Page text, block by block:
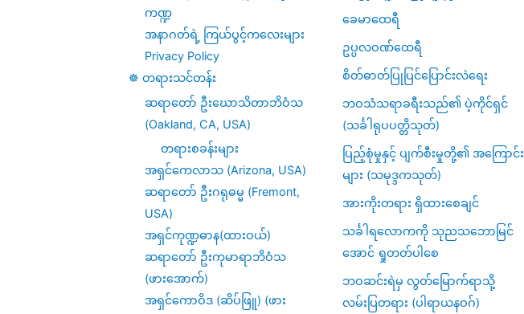
ကဏ္ဍ
အနာဂတ်ရဲ့ ကြယ်ပွင့်ကလေးများ
Privacy Policy
☸️ တရားသင်တန်း
ဆရာတော် ဦးဃောသိတာဘိဝံသ
(Oakland, CA, USA)
တရားစခန်းများ
အရှင်ကေလာသ (Arizona, USA)
ဆရာတော် ဦးဂရုဓမ္မ (Fremont,
USA)
အရှင်ကုဏ္ဍဓာန(ထားဝယ်)
ဆရာတော် ဦးကုမာရာဘိဝံသ
(ဖားအောက်)
အရှင်ကောဝိဒ (ဆိပ်ဖြူ) (ဖား
ခေမာထေရီ
ဥပ္ပလဝဏ်ထေရီ
စိတ်ဓာတ်ပြုပြင်ပြောင်းလဲရေး
ဘဝသံသရာခရီးသည်၏ ပဲ့ကိုင်ရှင်
(သင်္ခါရုပပတ္တိသုတ်)
ပြည့်စုံမှုနှင့် ပျက်စီးမှုတို့၏ အကြောင်း
များ (သမုဒ္ဒကသုတ်)
အားကိုးတရား ရှိထားစေချင်
သင်္ခါရလောကကို သုညသဘောမြင်
အောင် ရှုတတ်ပါစေ
ဘဝဆင်းရဲမှ လွတ်မြောက်ရာသို့
လမ်းပြတရား (ပါရာယနဝဂ်)